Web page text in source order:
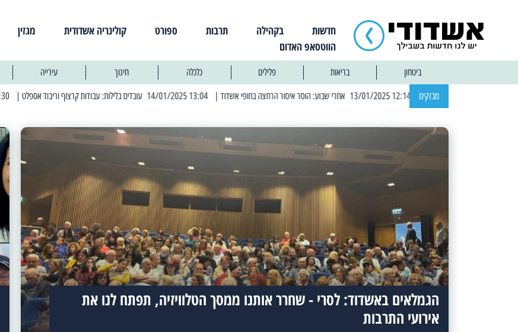
חדשות בקהילה תרבות ספורט קולינריה אשדודית
מגזין
הווטסאפ האדום
ביטחון בריאות פלילים כלכלה חינוך עירייה
מבזקים | 13:04 14/01/2025 עובדים בלילות: עבודות קרצוף וריבוד אספלט | 11:30 03/03/2025 בחמישי הקרוב: הרחובות בהם תהיה הפסקת חשמל יזומה
הגמלאים באשדוד: לסרי - שחרר אותנו ממסך הטלוויזיה, תפתח לנו את
אירועי התרבות